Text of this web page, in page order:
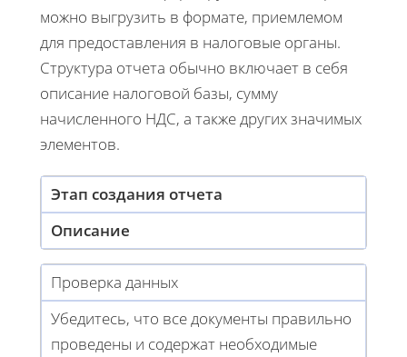
можно выгрузить в формате, приемлемом
для предоставления в налоговые органы.
Структура отчета обычно включает в себя
описание налоговой базы, сумму
начисленного НДС, а также других значимых
элементов.
Этап создания отчета
Описание
Проверка данных
Убедитесь, что все документы правильно
проведены и содержат необходимые